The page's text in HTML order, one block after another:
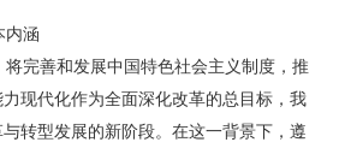
内涵
完善和发展中国特色社会主义制度，推
现代化作为全面深化改革的总目标，我
转型发展的新阶段。在这一背景下，遵